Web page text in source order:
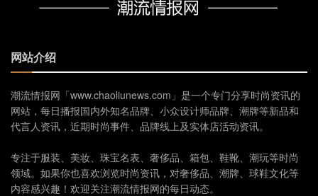
网站介绍
潮流情报网「www.chaoliunews.com」是一个专门分享时尚资讯的
网站，每日播报国内外知名品牌、小众设计师品牌、潮牌等新品和
代言人资讯，近期时尚事件、品牌线上及实体店活动资讯。
专注于服装、美妆、珠宝名表、奢侈品、箱包、鞋靴、潮玩等时尚
领域。如果你也喜欢浏览时尚资讯，对奢侈品、潮牌、球鞋文化等
内容感兴趣！欢迎关注潮流情报网的每日动态。